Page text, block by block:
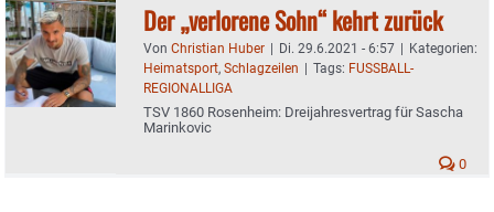
Der „verlorene Sohn“ kehrt zurück
Von Christian Huber | Di. 29.6.2021 - 6:57 | Kategorien:
Heimatsport, Schlagzeilen | Tags: FUSSBALL-
REGIONALLIGA
TSV 1860 Rosenheim: Dreijahresvertrag für Sascha
Marinkovic
0